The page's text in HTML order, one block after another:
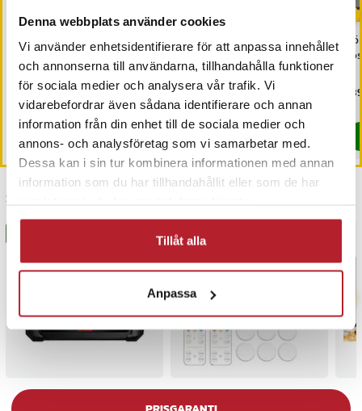
Denna webbplats använder cookies
Vi använder enhetsidentifierare för att anpassa innehållet
och annonserna till användarna, tillhandahålla funktioner
för sociala medier och analysera vår trafik. Vi
vidarebefordrar även sådana identifierare och annan
information från din enhet till de sociala medier och
annons- och analysföretag som vi samarbetar med.
Dessa kan i sin tur kombinera informationen med annan
information som du har tillhandahållit eller som de har
Tillåt alla
Anpassa
Utdragbar låda för
köksskåp 30x43cm
Pris :229 kr
229 kr
I lager, levereras inom 1-2 vardagar
Köp
Utdragbart
förvaringsställ för
stekpannor 52cm - Svart
Pris: 249 kr
249 kr
Kommer i lager 2026-10-30
Köp
Senast besökta
BÄSTSÄLJARE